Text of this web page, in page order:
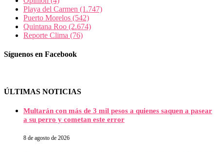
Playa del Carmen (1.747)
Puerto Morelos (542)
Quintana Roo (2.674)
Reporte Clima (76)
Síguenos en Facebook
ÚLTIMAS NOTICIAS
Multarán con más de 3 mil pesos a quienes saquen a pasear
a su perro y cometan este error
8 de agosto de 2026